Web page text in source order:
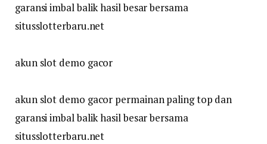
garansi imbal balik hasil besar bersama
situsslotterbaru.net
akun slot demo gacor
akun slot demo gacor permainan paling top dan
garansi imbal balik hasil besar bersama
situsslotterbaru.net